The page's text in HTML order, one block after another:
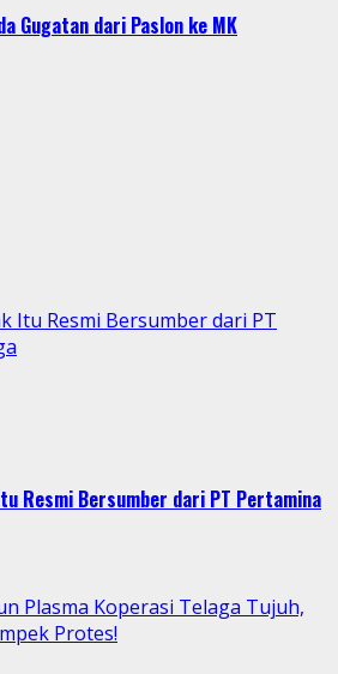
Gugatan dari Paslon ke MK
Itu Resmi Bersumber dari PT
Resmi Bersumber dari PT Pertamina
Plasma Koperasi Telaga Tujuh,
Protes!